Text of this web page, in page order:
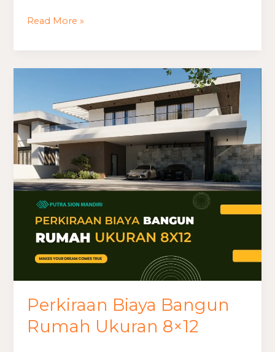
Read More »
Perkiraan Biaya Bangun
Rumah Ukuran 8×12
Bangun
Rumah
Ukuran
8×12